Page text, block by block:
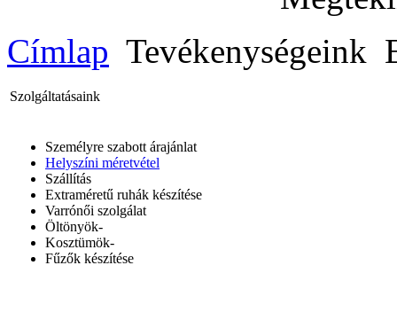
Címlap Tevékenységeink
Szolgáltatásaink
Személyre szabott árajánlat
Helyszíni méretvétel
Szállítás
Extraméretű ruhák készítése
Varrónői szolgálat
Öltönyök-
Kosztümök-
Fűzők készítése